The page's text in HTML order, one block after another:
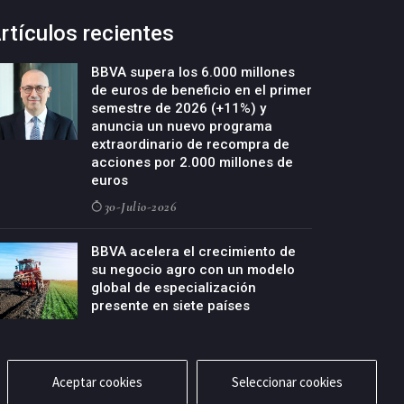
recientes
BBVA supera los 6.000 millones
de euros de beneficio en el primer
semestre de 2026 (+11%) y
anuncia un nuevo programa
extraordinario de recompra de
acciones por 2.000 millones de
euros
30-Julio-2026
BBVA acelera el crecimiento de
su negocio agro con un modelo
global de especialización
presente en siete países
Aceptar cookies Seleccionar cookies